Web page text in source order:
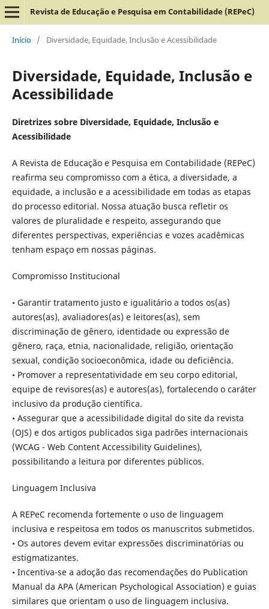
Revista de Educação e Pesquisa em Contabilidade (REPeC)
Início / Diversidade, Equidade, Inclusão e Acessibilidade
Diversidade, Equidade, Inclusão e
Acessibilidade
Diretrizes sobre Diversidade, Equidade, Inclusão e
Acessibilidade
A Revista de Educação e Pesquisa em Contabilidade (REPeC)
reafirma seu compromisso com a ética, a diversidade, a
equidade, a inclusão e a acessibilidade em todas as etapas
do processo editorial. Nossa atuação busca refletir os
valores de pluralidade e respeito, assegurando que
diferentes perspectivas, experiências e vozes acadêmicas
tenham espaço em nossas páginas.
Compromisso Institucional
• Garantir tratamento justo e igualitário a todos os(as)
autores(as), avaliadores(as) e leitores(as), sem
discriminação de gênero, identidade ou expressão de
gênero, raça, etnia, nacionalidade, religião, orientação
sexual, condição socioeconômica, idade ou deficiência.
• Promover a representatividade em seu corpo editorial,
equipe de revisores(as) e autores(as), fortalecendo o caráter
inclusivo da produção científica.
• Assegurar que a acessibilidade digital do site da revista
(OJS) e dos artigos publicados siga padrões internacionais
(WCAG - Web Content Accessibility Guidelines),
possibilitando a leitura por diferentes públicos.
Linguagem Inclusiva
A REPeC recomenda fortemente o uso de linguagem
inclusiva e respeitosa em todos os manuscritos submetidos.
• Os autores devem evitar expressões discriminatórias ou
estigmatizantes.
• Incentiva-se a adoção das recomendações do Publication
Manual da APA (American Psychological Association) e guias
similares que orientam o uso de linguagem inclusiva.